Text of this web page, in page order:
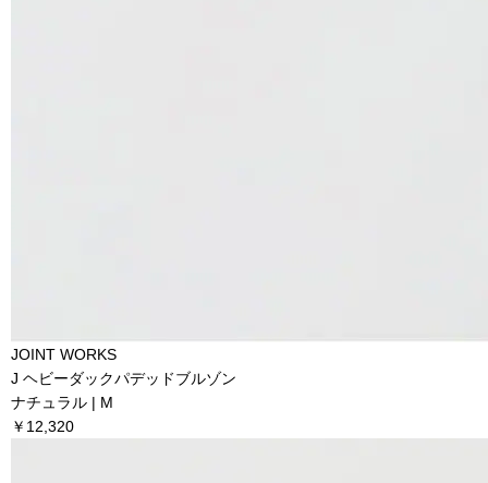
JOINT WORKS
J ヘビーダックパデッドブルゾン
ナチュラル | M
￥12,320